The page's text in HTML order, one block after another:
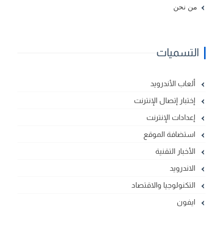
من نحن
التسميات
ألعاب الأندرويد
إختبار إتصال الإنترنت
إعدادات الإنترنت
استضافة الموقع
الأخبار التقنية
الاندرويد
التكنولوجيا والاقتصاد
ايفون